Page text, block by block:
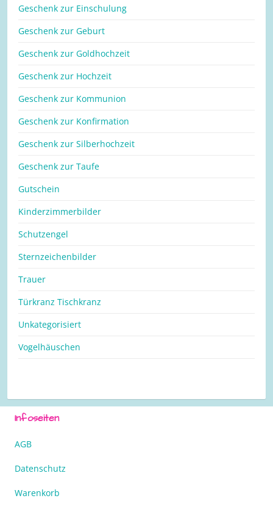
Geschenk zur Einschulung
Geschenk zur Geburt
Geschenk zur Goldhochzeit
Geschenk zur Hochzeit
Geschenk zur Kommunion
Geschenk zur Konfirmation
Geschenk zur Silberhochzeit
Geschenk zur Taufe
Gutschein
Kinderzimmerbilder
Schutzengel
Sternzeichenbilder
Trauer
Türkranz Tischkranz
Unkategorisiert
Vogelhäuschen
Infoseiten
AGB
Datenschutz
Warenkorb